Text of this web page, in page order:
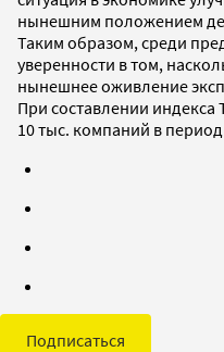
нынешним положением
Таким образом, среди
уверенности в том,
нынешнее оживление
При составлении
10 тыс. компаний в период
Подписаться